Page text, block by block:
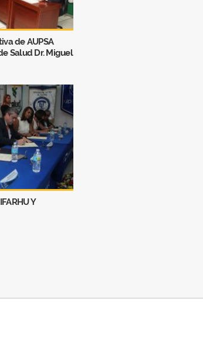
de AUPSA
Salud Dr. Miguel
Y